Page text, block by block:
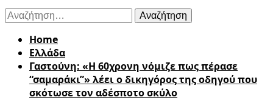
Αναζήτηση
για:
Home
Ελλάδα
Γαστούνη: «Η 60χρονη νόμιζε πως πέρασε
“σαμαράκι”» λέει ο δικηγόρος της οδηγού που
σκότωσε τον αδέσποτο σκύλο